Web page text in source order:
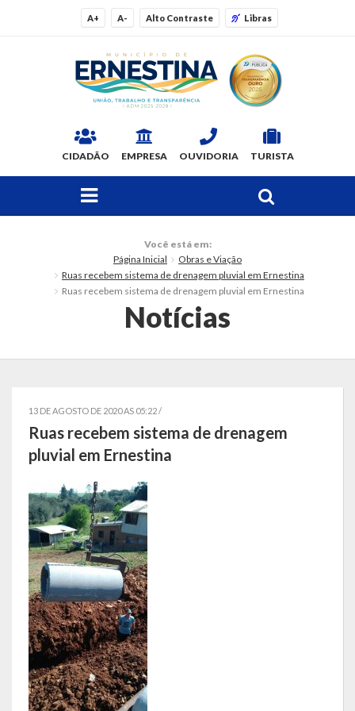
A+ A- Alto Contraste Libras
CIDADÃO EMPRESA OUVIDORIA TURISTA
Dados Gerais
Símbolos
Telefones Úteis
Estrutura organizacional
Administração
Assistência Social
Educação, Cultura, Desporto e Turismo
Sala Multidisciplinar Saber Mais
Escola Municipal de Educação Infantil Dr. Orlando Rojas
Você está em:
Página Inicial
Obras e Viação
Ruas recebem sistema de drenagem pluvial em Ernestina
Ruas recebem sistema de drenagem pluvial em Ernestina
Notícias
13 DE AGOSTO DE 2020 AS 05:22 /
Ruas recebem sistema de drenagem
pluvial em Ernestina